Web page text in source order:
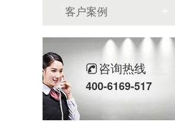
客户案例
咨询热线
400-6169-517